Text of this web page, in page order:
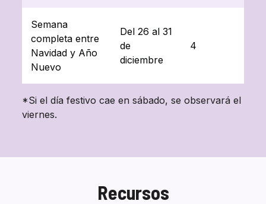
Semana
completa entre
Navidad y Año
Nuevo
Del 26 al 31
de
diciembre
4
*Si el día festivo cae en sábado, se observará el
viernes.
Recursos